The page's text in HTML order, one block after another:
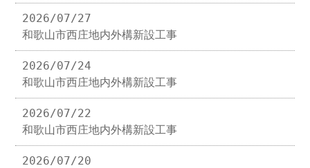
2026/07/27
和歌山市西庄地内外構新設工事
2026/07/24
和歌山市西庄地内外構新設工事
2026/07/22
和歌山市西庄地内外構新設工事
2026/07/20